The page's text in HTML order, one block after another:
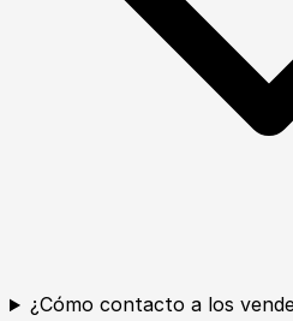
¿Cómo contacto a los